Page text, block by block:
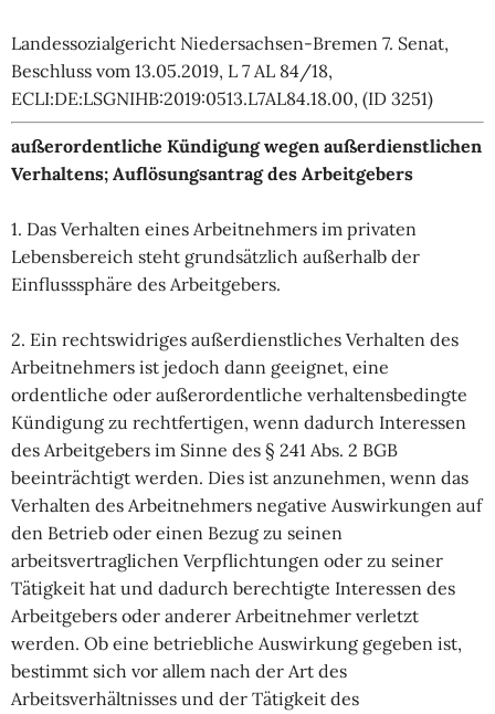
Landessozialgericht Niedersachsen-Bremen 7. Senat,
Beschluss vom 13.05.2019, L 7 AL 84/18,
ECLI:DE:LSGNIHB:2019:0513.L7AL84.18.00, (ID 3251)
außerordentliche Kündigung wegen außerdienstlichen
Verhaltens; Auflösungsantrag des Arbeitgebers
1. Das Verhalten eines Arbeitnehmers im privaten
Lebensbereich steht grundsätzlich außerhalb der
Einflusssphäre des Arbeitgebers.
2. Ein rechtswidriges außerdienstliches Verhalten des
Arbeitnehmers ist jedoch dann geeignet, eine
ordentliche oder außerordentliche verhaltensbedingte
Kündigung zu rechtfertigen, wenn dadurch Interessen
des Arbeitgebers im Sinne des § 241 Abs. 2 BGB
beeinträchtigt werden. Dies ist anzunehmen, wenn das
Verhalten des Arbeitnehmers negative Auswirkungen auf
den Betrieb oder einen Bezug zu seinen
arbeitsvertraglichen Verpflichtungen oder zu seiner
Tätigkeit hat und dadurch berechtigte Interessen des
Arbeitgebers oder anderer Arbeitnehmer verletzt
werden. Ob eine betriebliche Auswirkung gegeben ist,
bestimmt sich vor allem nach der Art des
Arbeitsverhältnisses und der Tätigkeit des